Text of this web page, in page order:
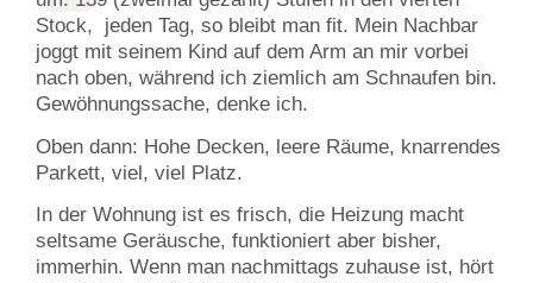
Stock, jeden Tag, so bleibt man fit. Mein Nachbar
joggt mit seinem Kind auf dem Arm an mir vorbei
nach oben, während ich ziemlich am Schnaufen bin.
Gewöhnungssache, denke ich.
Oben dann: Hohe Decken, leere Räume, knarrendes
Parkett, viel, viel Platz.
In der Wohnung ist es frisch, die Heizung macht
seltsame Geräusche, funktioniert aber bisher,
immerhin. Wenn man nachmittags zuhause ist, hört